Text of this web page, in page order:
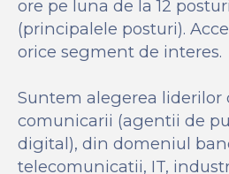
ore pe luna de la 12
(principalele posturi).
orice segment de interes.
Suntem alegerea
comunicarii (agentii de
digital), din domeniul
telecomunicatii, IT,